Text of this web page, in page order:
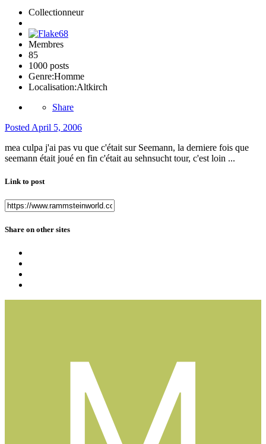
Collectionneur
Membres
85
1000 posts
Genre:Homme
Localisation:Altkirch
Share
Posted April 5, 2006
mea culpa j'ai pas vu que c'était sur Seemann, la derniere fois que
seemann était joué en fin c'était au sehnsucht tour, c'est loin ...
Link to post
Share on other sites